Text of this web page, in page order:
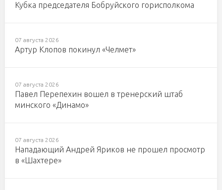
Кубка председателя Бобруйского горисполкома
07 августа 2026
Артур Клопов покинул «Челмет»
07 августа 2026
Павел Перепехин вошел в тренерский штаб
минского «Динамо»
07 августа 2026
Нападающий Андрей Яриков не прошел просмотр
в «Шахтере»